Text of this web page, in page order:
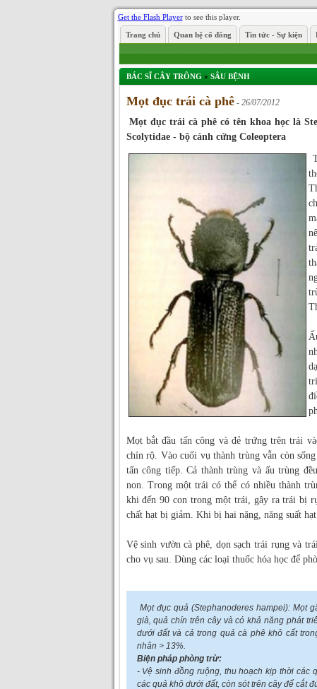
Get the Flash Playerto see this player.
Trang chủ Quan hệ cổ đông Tin tức - Sự kiện
BÁC SĨ CÂY TRÔNG » SÂU BỆNH
Mọt đục trái cà phê- 26/07/2012
Mọt đục trái cà phê có tên khoa học là
Scolytidae - bộ cánh cứng Coleoptera
Mọt bắt đầu tấn công và đẻ trứng trên trái
chín rộ. Vào cuối vụ thành trùng vẫn còn
tấn công tiếp. Cả thành trùng và ấu trùng
non. Trong một trái có thể có nhiều thành
khi đến 90 con trong một trái, gây ra trái bị
chất hạt bị giảm. Khi bị hai nặng, năng suất
Vệ sinh vườn cà phê, dọn sạch trái rụng và
cho vụ sau. Dùng các loại thuốc hóa học để
Mọt đục quả (Stephanoderes hampei): Mọt
già, quả chín trên cây và có khả năng phát
dưới đất và cả trong quả cà phê khô cất
nhân > 13%.
Biện pháp phòng trừ:
- Vệ sinh đồng ruộng, thu hoạch kịp thời các
các quả khô dưới đất, còn sót trên cây để cắt